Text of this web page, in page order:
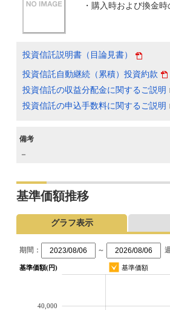
・購入時および換金
投資信託説明書（目論見書）
投資信託自動継続（累積）投資約款
投資信託の収益分配金に関するご説明
投資信託の申込手数料に関するご説明
備考
－
基準価額推移
グラフ表示
期間： ～
基準価額(円) 基準価額
40,000